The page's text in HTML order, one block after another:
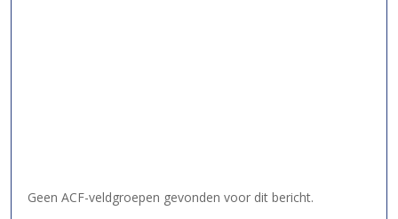
Geen ACF-veldgroepen gevonden voor dit bericht.